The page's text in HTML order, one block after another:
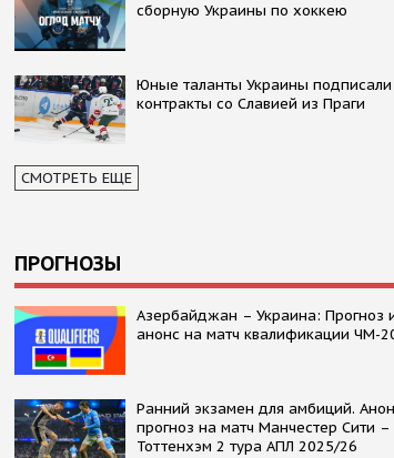
сборную Украины по хоккею
Юные таланты Украины подписали
контракты со Славией из Праги
СМОТРЕТЬ ЕЩЕ
ПРОГНОЗЫ
Азербайджан – Украина: Прогноз
анонс на матч квалификации ЧМ-
Ранний экзамен для амбиций.
прогноз на матч Манчестер Сити –
Тоттенхэм 2 тура АПЛ 2025/26